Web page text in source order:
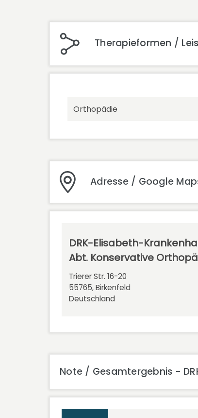
Therapieformen /
Orthopädie
Adresse / Google
DRK-Elisabeth-
Abt. Konservative
Trierer Str. 16-20
55765, Birkenfeld
Deutschland
Note / Gesamtergebnis -